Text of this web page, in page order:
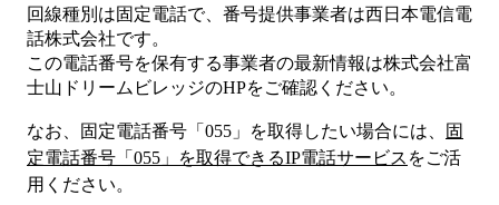
回線種別は固定電話で、番号提供事業者は西日本電信電
話株式会社です。
この電話番号を保有する事業者の最新情報は株式会社富
士山ドリームビレッジのHPをご確認ください。
なお、固定電話番号「 055 」を取得したい場合には、
固
定電話番号「 055 」を取得できるIP電話サービス をご活
用ください。